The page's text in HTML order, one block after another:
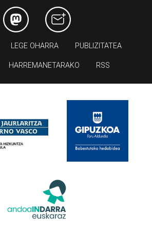
LEGE OHARRA PUBLIZITATEA
HARREMANETARAKO RSS